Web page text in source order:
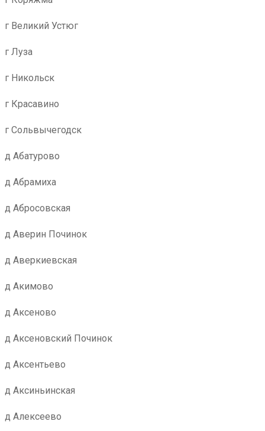
г Великий Устюг
г Луза
г Никольск
г Красавино
г Сольвычегодск
д Абатурово
д Абрамиха
д Абросовская
д Аверин Починок
д Аверкиевская
д Акимово
д Аксеново
д Аксеновский Починок
д Аксентьево
д Аксиньинская
д Алексеево